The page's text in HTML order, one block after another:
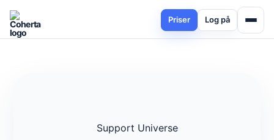
Priser Log på
Support Universe